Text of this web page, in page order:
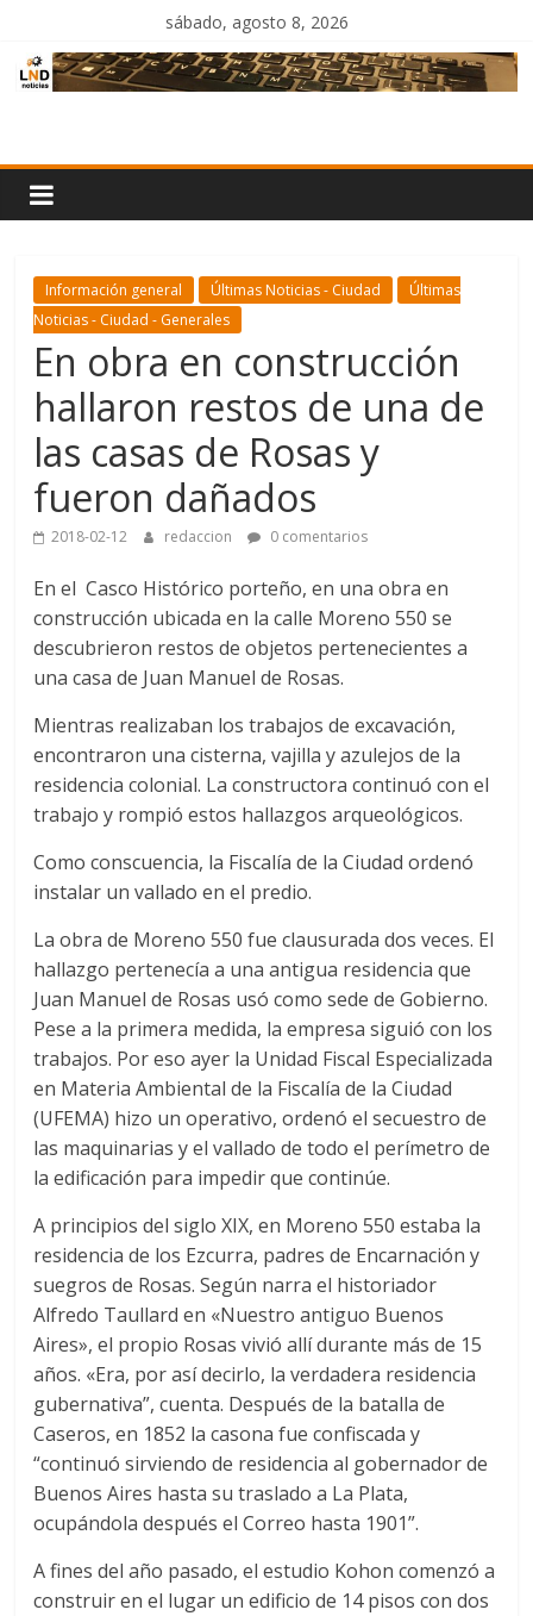
contenido
sábado, agosto 8, 2026
Noticias
Información general Últimas Noticias - Ciudad
Últimas
Noticias - Ciudad - Generales
En obra en construcción
hallaron restos de una de
las casas de Rosas y
fueron dañados
2018-02-12 redaccion 0 comentarios
En el Casco Histórico porteño, en una obra en
construcción ubicada en la calle Moreno 550 se
descubrieron restos de objetos pertenecientes a
una casa de Juan Manuel de Rosas.
Mientras realizaban los trabajos de excavación,
encontraron una cisterna, vajilla y azulejos de la
residencia colonial. La constructora continuó con el
trabajo y rompió estos hallazgos arqueológicos.
Como conscuencia, la Fiscalía de la Ciudad ordenó
instalar un vallado en el predio.
La obra de Moreno 550 fue clausurada dos veces. El
hallazgo pertenecía a una antigua residencia que
Juan Manuel de Rosas usó como sede de Gobierno.
Pese a la primera medida, la empresa siguió con los
trabajos. Por eso ayer la Unidad Fiscal Especializada
en Materia Ambiental de la Fiscalía de la Ciudad
(UFEMA) hizo un operativo, ordenó el secuestro de
las maquinarias y el vallado de todo el perímetro de
la edificación para impedir que continúe.
A principios del siglo XIX, en Moreno 550 estaba la
residencia de los Ezcurra, padres de Encarnación y
suegros de Rosas. Según narra el historiador
Alfredo Taullard en «Nuestro antiguo Buenos
Aires», el propio Rosas vivió allí durante más de 15
años. «Era, por así decirlo, la verdadera residencia
gubernativa”, cuenta. Después de la batalla de
Caseros, en 1852 la casona fue confiscada y
“continuó sirviendo de residencia al gobernador de
Buenos Aires hasta su traslado a La Plata,
ocupándola después el Correo hasta 1901”.
A fines del año pasado, el estudio Kohon comenzó a
construir en el lugar un edificio de 14 pisos con dos